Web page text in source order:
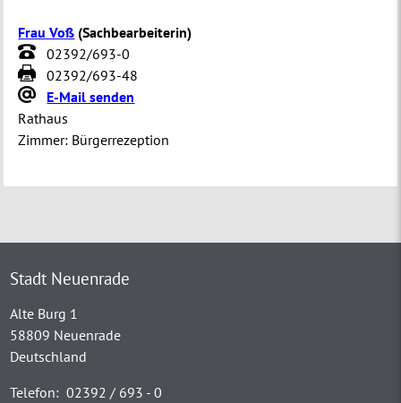
Frau Voß (Sachbearbeiterin)
02392/693-0
02392/693-48
E-Mail senden
Rathaus
Zimmer: Bürgerrezeption
Stadt Neuenrade
Alte Burg 1
58809 Neuenrade
Deutschland
Telefon: 02392 / 693 - 0